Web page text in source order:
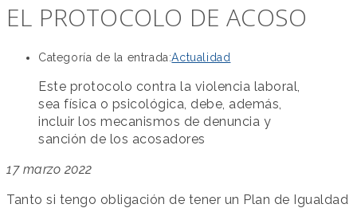
EL PROTOCOLO DE ACOSO
Categoría de la entrada:Actualidad
Este protocolo contra la violencia laboral,
sea física o psicológica, debe, además,
incluir los mecanismos de denuncia y
sanción de los acosadores
17 marzo 2022
Tanto si tengo obligación de tener un Plan de Igualdad